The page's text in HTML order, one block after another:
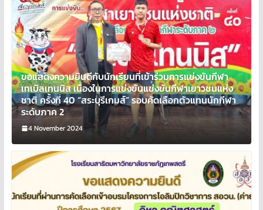
ขอแสดงความยินดีกับนักเรียนที่เข้าร่วมการแข่งขันกีฬา
เทเบิลเทนนิส เนื่องในการแข่งขันแข่งขันกีฬาเยาวชนแห่ง
ชาติ ครั้งที่ 40 “สระบุรีเกมส์” รอบคัดเลือกตัวแทนนักกีฬา
ระดับภาค 2
4 November 2024